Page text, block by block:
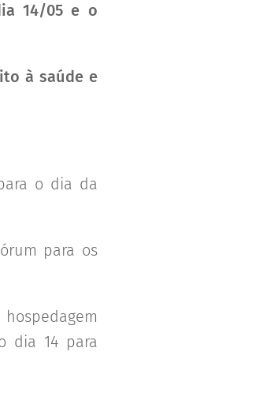
14/05 e o
à saúde e
o dia da
para os
dia 14 para